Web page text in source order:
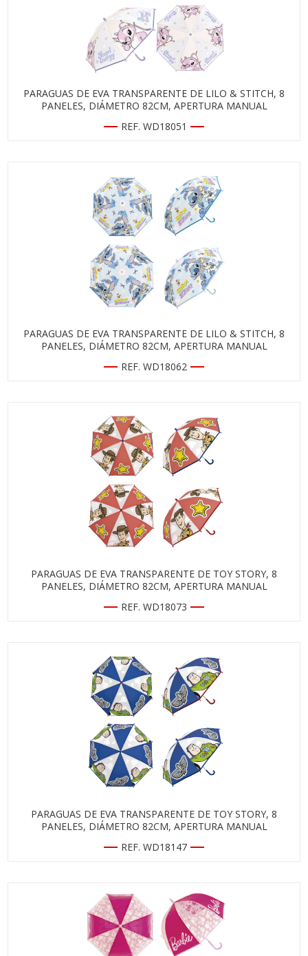
PARAGUAS DE EVA TRANSPARENTE DE LILO & STITCH, 8
PANELES, DIÁMETRO 82CM, APERTURA MANUAL
REF. WD18051
PARAGUAS DE EVA TRANSPARENTE DE LILO & STITCH, 8
PANELES, DIÁMETRO 82CM, APERTURA MANUAL
REF. WD18062
PARAGUAS DE EVA TRANSPARENTE DE TOY STORY, 8
PANELES, DIÁMETRO 82CM, APERTURA MANUAL
REF. WD18073
PARAGUAS DE EVA TRANSPARENTE DE TOY STORY, 8
PANELES, DIÁMETRO 82CM, APERTURA MANUAL
REF. WD18147